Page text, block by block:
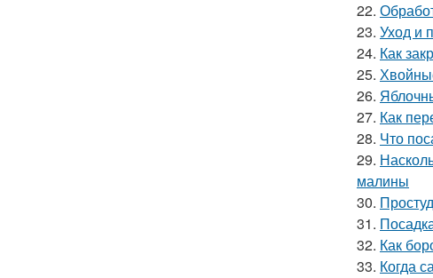
22.
23. Уход и
24. Как
25.
26.
27. Как
28. Что
29.
малины
30.
31.
32. Как
33. Когда